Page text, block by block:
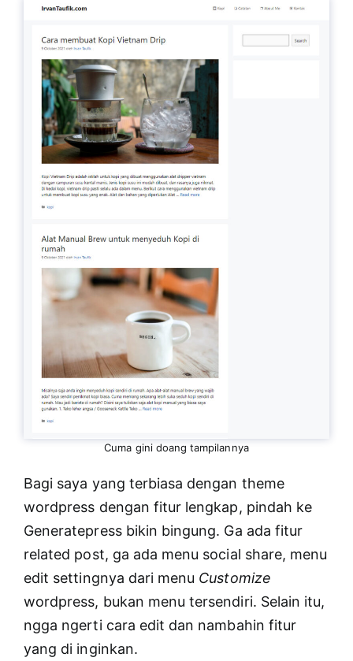
Cuma gini doang tampilannya
Bagi saya yang terbiasa dengan theme
wordpress dengan fitur lengkap, pindah ke
Generatepress bikin bingung. Ga ada fitur
related post, ga ada menu social share, menu
edit settingnya dari menu Customize
wordpress, bukan menu tersendiri. Selain itu,
ngga ngerti cara edit dan nambahin fitur
yang di inginkan.